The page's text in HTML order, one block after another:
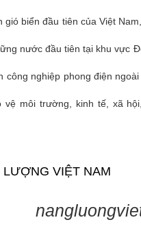
gió biển đầu tiên của Việt
nước đầu tiên tại khu vực
công nghiệp phong điện
vệ môi trường, kinh tế, xã
VIỆT NAM